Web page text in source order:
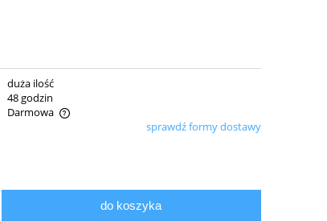
duża ilość
48 godzin
Darmowa
sprawdź formy dostawy
do koszyka